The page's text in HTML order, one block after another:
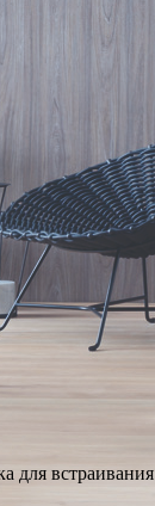
для встраивания